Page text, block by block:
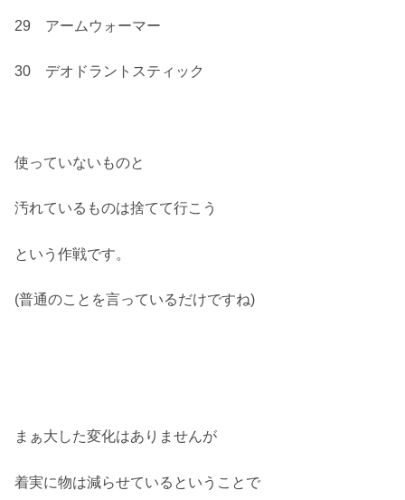
29 アームウォーマー
30 デオドラントスティック
使っていないものと
汚れているものは捨てて行こう
という作戦です。
(普通のことを言っているだけですね)
まぁ大した変化はありませんが
着実に物は減らせているということで